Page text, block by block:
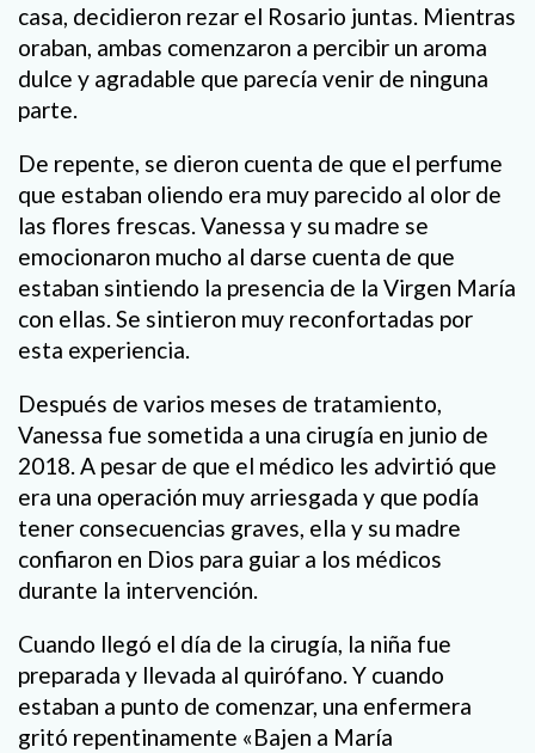
casa, decidieron rezar el Rosario juntas. Mientras
oraban, ambas comenzaron a percibir un aroma
dulce y agradable que parecía venir de ninguna
parte.
De repente, se dieron cuenta de que el perfume
que estaban oliendo era muy parecido al olor de
las flores frescas. Vanessa y su madre se
emocionaron mucho al darse cuenta de que
estaban sintiendo la presencia de la Virgen María
con ellas. Se sintieron muy reconfortadas por
esta experiencia.
Después de varios meses de tratamiento,
Vanessa fue sometida a una cirugía en junio de
2018. A pesar de que el médico les advirtió que
era una operación muy arriesgada y que podía
tener consecuencias graves, ella y su madre
confiaron en Dios para guiar a los médicos
durante la intervención.
Cuando llegó el día de la cirugía, la niña fue
preparada y llevada al quirófano. Y cuando
estaban a punto de comenzar, una enfermera
gritó repentinamente «Bajen a María